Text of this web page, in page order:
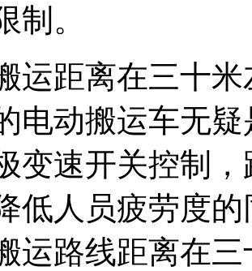
制。
运距离在三十
电动搬运车无
变速开关控制
低人员疲劳度
运路线距离在